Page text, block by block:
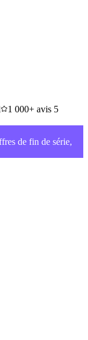
1 000+ avis 5
de fin de série,